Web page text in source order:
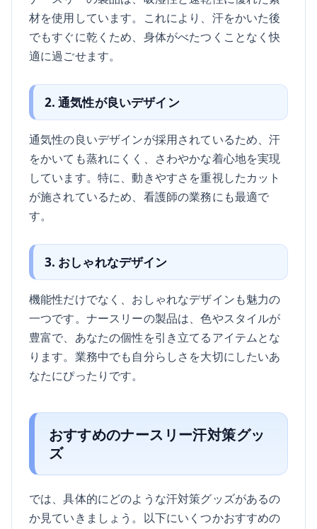
材を使用しています。これにより、汗をかいた後
でもすぐに乾くため、身体がべたつくことなく快
適に過ごせます。
2. 通気性が良いデザイン
通気性の良いデザインが採用されているため、汗
をかいても蒸れにくく、さわやかな着心地を実現
しています。特に、動きやすさを重視したカット
が施されているため、看護師の業務にも最適で
す。
3. おしゃれなデザイン
機能性だけでなく、おしゃれなデザインも魅力の
一つです。ナースリーの製品は、色やスタイルが
豊富で、あなたの個性を引き立てるアイテムとな
ります。業務中でも自分らしさを大切にしたいあ
なたにぴったりです。
おすすめのナースリー汗対策グッ
ズ
では、具体的にどのような汗対策グッズがあるの
か見ていきましょう。以下にいくつかおすすめの